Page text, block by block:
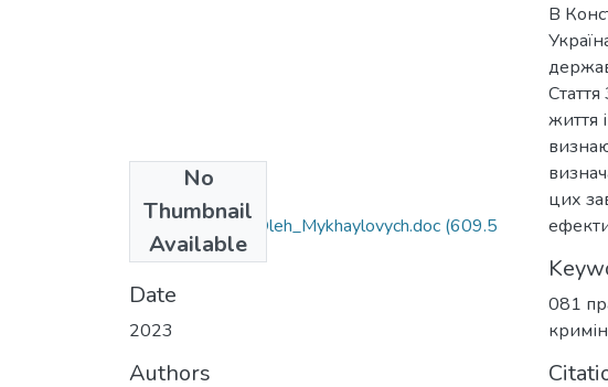
No
Thumbnail
Available
081_Mertsalov_Oleh_Mykhaylovych.doc (609.5
KB)
Date
2023
Authors
В
життя
цих
081